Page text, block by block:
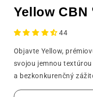
Yellow CBN
44
Objavte Yellow,
svojou jemnou
a bezkonkurenčný